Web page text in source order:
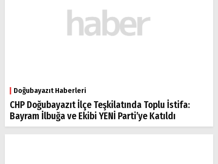
Doğubayazıt Haberleri
CHP Doğubayazıt İlçe Teşkilatında Toplu İstifa:
Bayram İlbuğa ve Ekibi YENİ Parti’ye Katıldı